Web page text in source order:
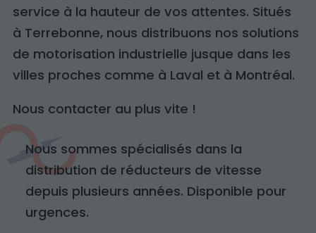
service à la hauteur de vos attentes. Situés
à Terrebonne, nous distribuons nos solutions
de motorisation industrielle jusque dans les
villes proches comme à Laval et à Montréal.
Nous contacter au plus vite !
Nous sommes spécialisés dans la
distribution de réducteurs de vitesse
depuis plusieurs années. Disponible pour
urgences.